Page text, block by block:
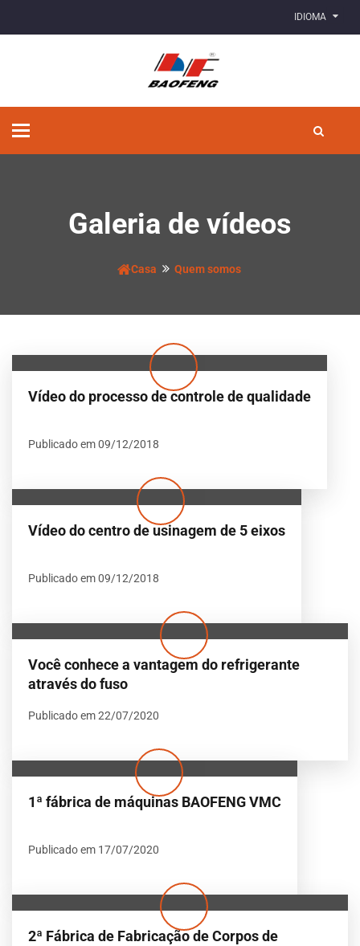
IDIOMA
Alternar
Galeria de vídeos
Casa Quem somos
Vídeo do processo de controle de qualidade
Publicado em 09/12/2018
Vídeo do centro de usinagem de 5 eixos
Publicado em 09/12/2018
Você conhece a vantagem do refrigerante
através do fuso
Publicado em 22/07/2020
1ª fábrica de máquinas BAOFENG VMC
Publicado em 17/07/2020
2ª Fábrica de Fabricação de Corpos de